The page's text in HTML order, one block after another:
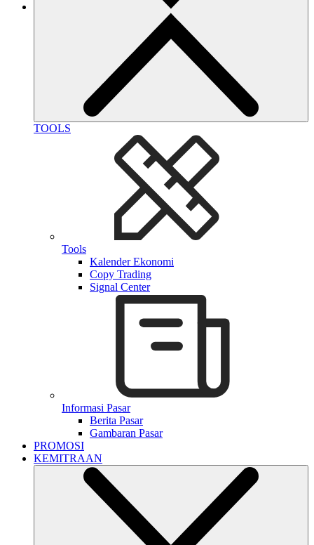
TOOLS
Tools
Kalender Ekonomi
Copy Trading
Signal Center
Informasi Pasar
Berita Pasar
Gambaran Pasar
PROMOSI
KEMITRAAN